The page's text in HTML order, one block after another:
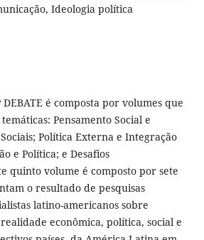
Ideologia política
DEBATE é composta por volumes que
Pensamento Social e
Política Externa e Integração
e Política; e Desafios
quinto volume é composto por sete
o resultado de pesquisas
latino-americanos sobre
econômica, política, social e